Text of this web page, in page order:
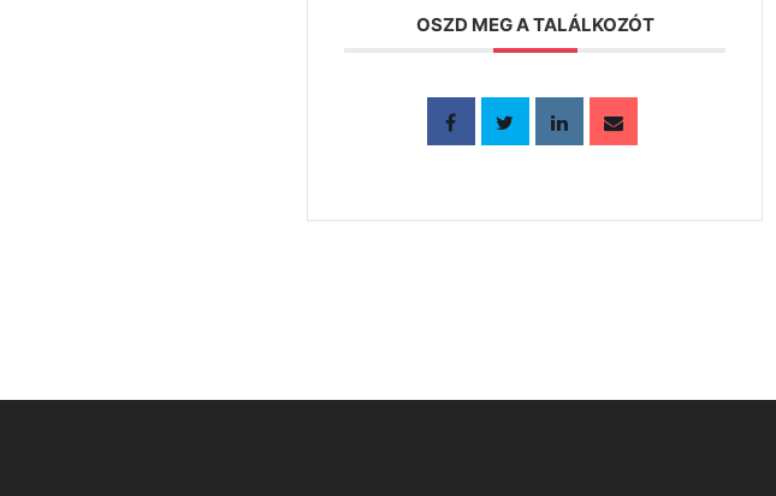
OSZD MEG A TALÁLKOZÓT